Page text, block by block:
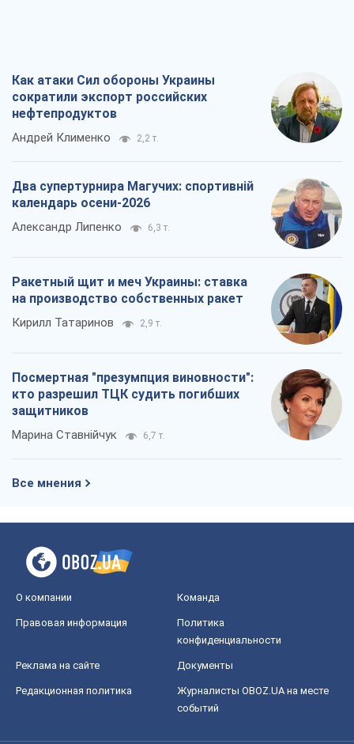
Как атаки Сил обороны Украины
сократили экспорт российских
нефтепродуктов
Андрей Клименко 2,2 т.
Два супертурнира Магучих: спортивній
календарь осени-2026
Александр Липенко 6,3 т.
Ракетный щит и меч Украины: ставка
на производство собственных ракет
Кирилл Татаринов 2,9 т.
Посмертная "презумпция виновности":
кто разрешил ТЦК судить погибших
защитников
Марина Ставнійчук 6,7 т.
Все мнения
О компании Команда
Правовая информация
Политика
конфиденциальности
Реклама на сайте Документы
Редакционная политика
Журналисты OBOZ.UA на месте
событий